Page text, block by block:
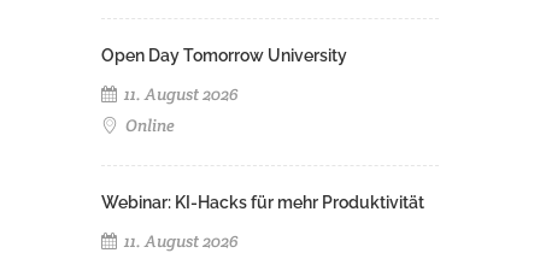
Open Day Tomorrow University
11. August 2026
Online
Webinar: KI-Hacks für mehr Produktivität
11. August 2026